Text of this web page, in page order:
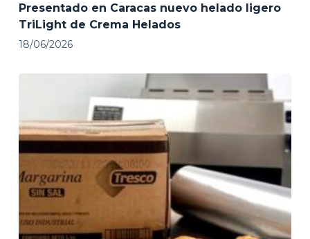
Presentado en Caracas nuevo helado ligero
TriLight de Crema Helados
18/06/2026